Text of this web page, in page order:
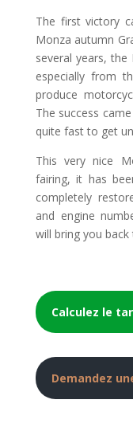
The first victory
Monza autumn
several years, the
especially from
produce
The success
quite fast to get
This very nice
fairing, it has
completely
and engine
will bring you
Calculez le
Demandez